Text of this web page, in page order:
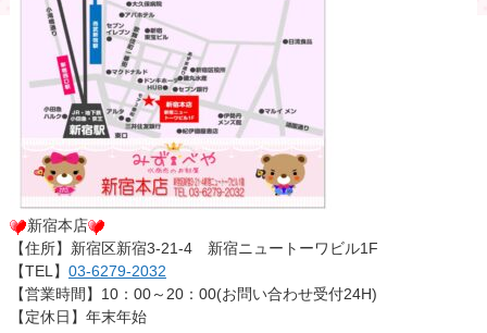
新宿本店
【住所】新宿区新宿3-21-4 新宿ニュートーワビル1F
【TEL】 03-6279-2032
【営業時間】10：00～20：00(お問い合わせ受付24H)
【定休日】年末年始